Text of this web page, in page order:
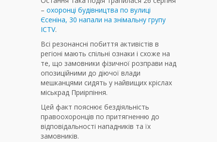
– охоронці будівництва по вулиці
Єсеніна, 30 напали на знімальну групу
ICTV.
Всі резонансні побиття активістів в
регіоні мають спільні ознаки і схоже на
те, що замовники фізичної розправи над
опозиційними до діючої влади
мешканцями сидять у найвищих кріслах
міськрад Приірпіння.
Цей факт пояснює бездіяльність
правоохоронців по притягненню до
відповідальності нападників та їх
замовників.